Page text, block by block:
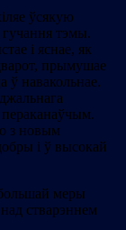
ўсякую
гучання тэмы.
і яснае, як
прымушае
ў навакольнае.
пераканаўчым.
з новым
і ў высокай
меры
стварэннем